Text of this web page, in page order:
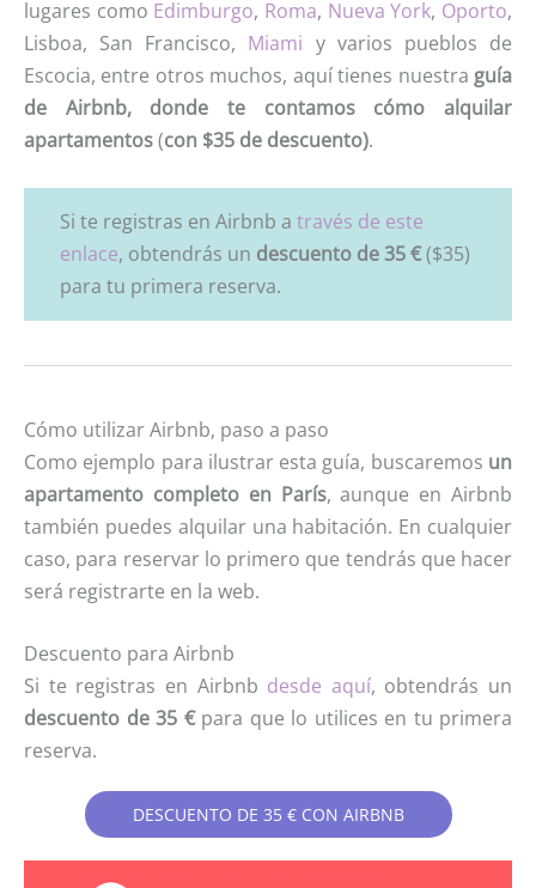
lugares como Edimburgo, Roma, Nueva York, Oporto,
Lisboa, San Francisco, Miami y varios pueblos de
Escocia, entre otros muchos, aquí tienes nuestra guía
de Airbnb,
donde te contamos cómo alquilar
apartamentos(con $35 de descuento).
Si te registras en Airbnb a través de este
enlace, obtendrás un descuento de 35€($35)
para tu primera reserva.
Cómo utilizar Airbnb, paso a paso
Como ejemplo para ilustrar esta guía, buscaremos un
apartamento completo en París, aunque en Airbnb
también puedes alquilar una habitación. En cualquier
caso, para reservar lo primero que tendrás que hacer
será registrarte en la web.
Descuento para Airbnb
Si te registras en Airbnb desde aquí, obtendrás un
descuento de 35 €para que lo utilices en tu primera
reserva.
DESCUENTO DE 35 € CON AIRBNB